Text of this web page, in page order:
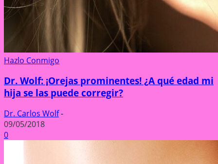
Hazlo Conmigo
Dr. Wolf: ¡Orejas prominentes! ¿A qué edad mi
hija se las puede corregir?
Dr. Carlos Wolf-
09/05/2018
0